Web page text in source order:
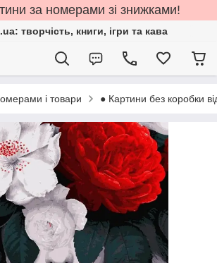
за номерами зі знижками!
творчість, книги, ігри та кава
і товари ● Картини без коробки